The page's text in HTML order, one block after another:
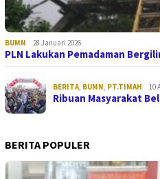
BUMN 28 Januari 2026
PLN Lakukan Pemadaman
BERITA, BUMN, PT.TIMAH 10
Ribuan Masyarakat
BERITA POPULER